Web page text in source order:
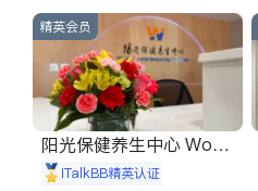
质厨房，家的选择。
室内装修
精英会员
阳光保健养生中心 World
shine
iTalkBB精英认证